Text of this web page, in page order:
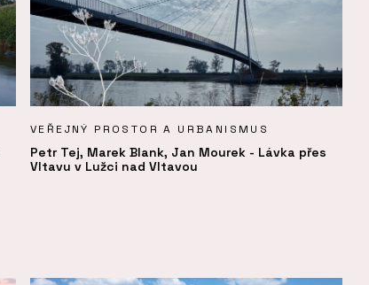
VEŘEJNÝ PROSTOR A URBANISMUS
Petr Tej, Marek Blank, Jan Mourek - Lávka přes
Vltavu v Lužci nad Vltavou